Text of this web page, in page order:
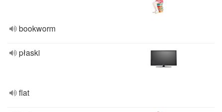
bookworm
płaski
flat